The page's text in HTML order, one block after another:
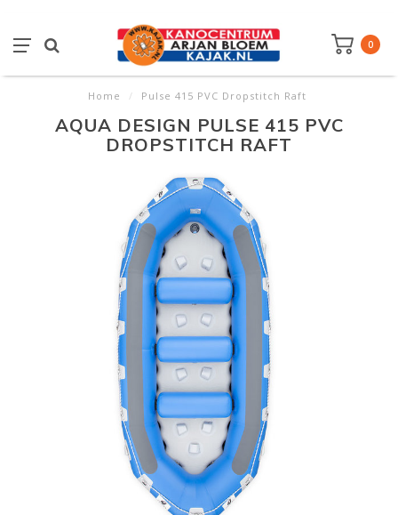
0
Home / Pulse 415 PVC Dropstitch Raft
AQUA DESIGN PULSE 415 PVC
DROPSTITCH RAFT